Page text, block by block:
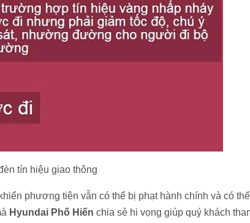
tín hiệu giao thông
phương tiện vẫn có thể bị phạt hành chính và có
Hyundai Phố Hiến chia sẻ hi vọng giúp quý khách